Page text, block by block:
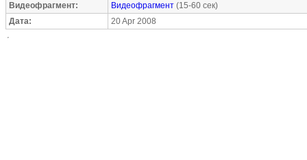
Видеофрагмент:
Видеофрагмент (15-60 сек)
Дата:
20 Apr 2008